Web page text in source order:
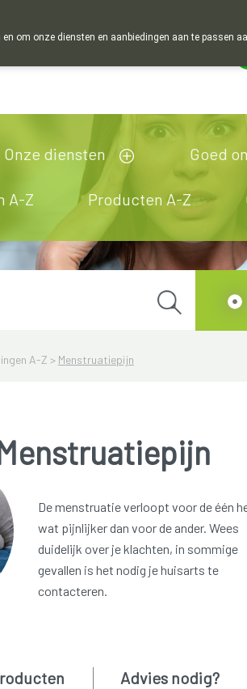
Onze diensten Goed
A-Z Producten A-Z
A-Z > Menstruatiepijn
De menstruatie verloopt voor de één
wat pijnlijker dan voor de ander. Wees
duidelijk over je klachten, in sommige
gevallen is het nodig je huisarts te
contacteren.
Advies nodig?
om onze diensten en aanbiedingen aan te passen